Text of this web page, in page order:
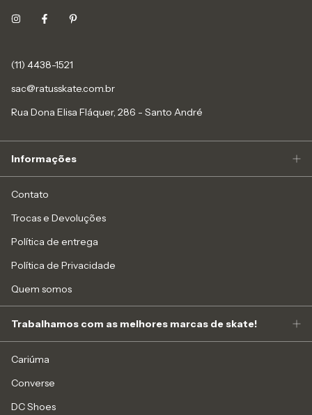
(11) 4438-1521
sac@ratusskate.com.br
Rua Dona Elisa Fláquer, 286 - Santo André
Informações
Contato
Trocas e Devoluções
Política de entrega
Política de Privacidade
Quem somos
Trabalhamos com as melhores marcas de skate!
Cariúma
Converse
DC Shoes